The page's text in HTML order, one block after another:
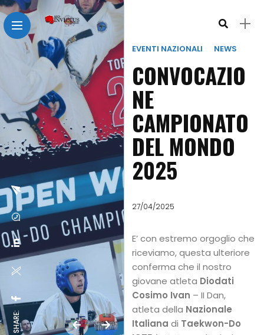
SHARE:
EVENTI NAZIONALI NEWS
CONVOCAZIO
NE
CAMPIONATO
DEL MONDO
2025
27/04/2025
E’ con estremo orgoglio che
riceviamo, questa ulteriore
conferma che il nostro
giovane atleta Diodati
Cosimo Ivan – II Dan,
atleta della Nazionale
Italiana di Taekwon-Do